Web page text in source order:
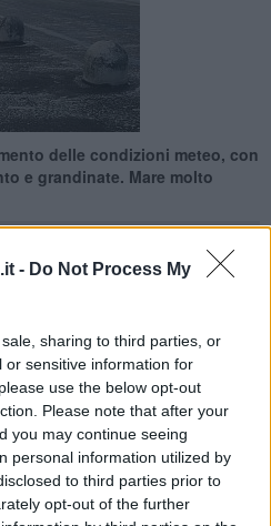
- Do Not Process My
sharing to third parties, or
or sensitive information for
use the below opt-out
Please note that after your
you may continue seeing
personal information utilized by
to third parties prior to
opt-out of the further
delle condizioni meteo, con
e grandinate. Mare molto
protezione civile regionale ha
giallo per tutta la giornata di
un nuovo peggioramento del
colpi di vento e grandinate
Toscana e sull'Arcipelago e poi
resto del territorio regionale.